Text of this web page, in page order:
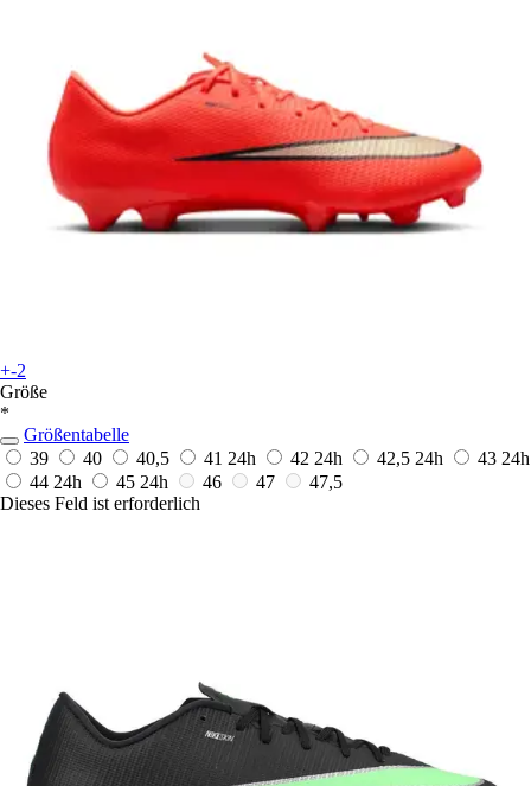
+-2
Größe
*
Größentabelle
39
40 40,5 41 24h 42 24h 42,5 24h 43 24h
44 24h 45 24h 46 47
47,5
Dieses Feld ist erforderlich